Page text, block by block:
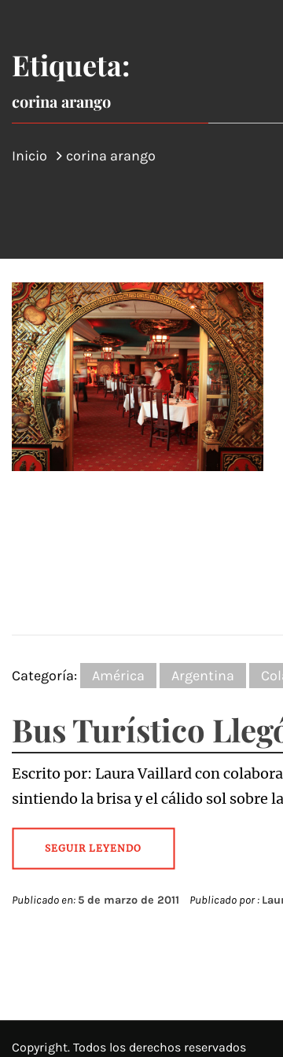
Etiqueta:
corina arango
Inicio corina arango
Categoría: América Argentina
Bus Turístico
Escrito por: Laura Vaillard con
sintiendo la brisa y el cálido sol sobre
SEGUIR LEYENDO
Publicado en: 5 de marzo de 2011 Publicado por :
Copyright. Todos los derechos reservados